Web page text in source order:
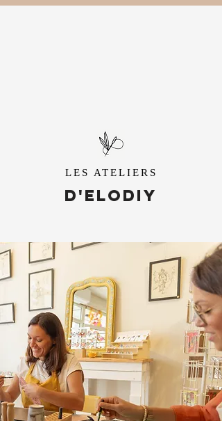
LES ATELIERS
D'ELODIY